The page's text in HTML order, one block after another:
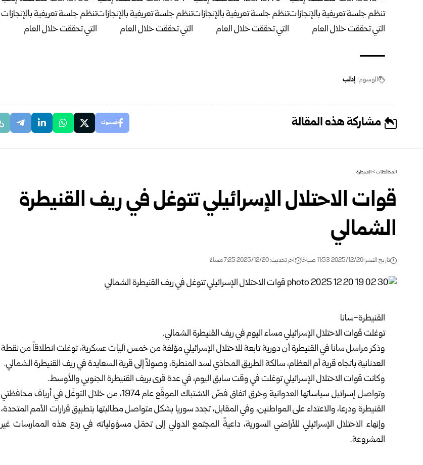
الوسوم: إدلب
مشاركة هذه المقالة فيسبوك
المحافظات>القنيطرة
قوات الاحتلال الإسرائيلي تتوغل في ريف القنيطرة
الشمالي
تاريخ النشر: 2025/12/20 11:53 صباحًا اخر تحديث: 2025/12/20 7:25 مساءً
القنيطرة-سانا
توغلت قوات الاحتلال الإسرائيلي مساء اليوم في ريفالقنيطرةالشمالي.
وذكر مراسل سانا في القنيطرة أن دورية تابعة للاحتلال الإسرائيلي مؤلفة من خمس آليات عسكرية، توغلت انطلاقاً من نقطة
العدنانية باتجاه قرية أم العظام، سالكة الطريق المحاذي لسد المنطرة، وصولاً إلى قرية السعايدة في ريف القنيطرة الشمالي.
وكانت قوات الاحتلال الإسرائيلي توغلت في وقت سابق اليوم، في عدة قرى بريف القنيطرة الجنوبي والأوسط.
وتواصل إسرائيل سياساتها العدوانية وخرق اتفاق فضّ الاشتباك الموقّع عام 1974، من خلال التوغّل في أرياف محافظتي
القنيطرة ودرعا، والاعتداء على المواطنين، وفي المقابل، تجدد سوريا بشكل متواصل مطالبتها بتطبيق قرارات الأمم المتحدة،
وإنهاء الاحتلال الإسرائيلي للأراضي السورية، داعيةً المجتمع الدولي إلى تحمّل مسؤولياته في ردع هذه الممارسات غير
المشروعة.